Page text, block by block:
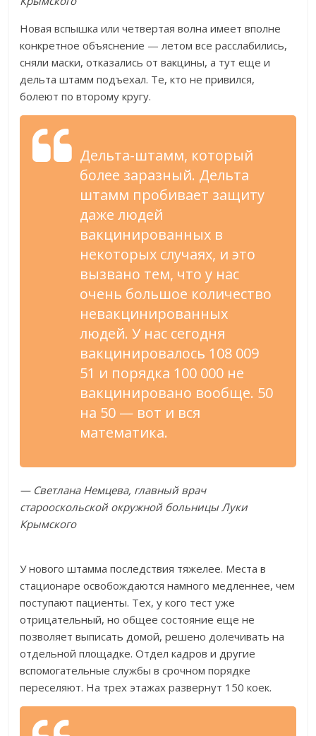
Новая вспышка или четвертая волна имеет вполне
конкретное объяснение — летом все расслабились,
сняли маски, отказались от вакцины, а тут еще и
дельта штамм подъехал. Те, кто не привился,
болеют по второму кругу.
Дельта-штамм, который
более заразный. Дельта
штамм пробивает защиту
даже людей
вакцинированных в
некоторых случаях, и это
вызвано тем, что у нас
очень большое количество
невакцинированных
людей. У нас сегодня
вакцинировалось 108 009
51 и порядка 100 000 не
вакцинировано вообще. 50
на 50 — вот и вся
математика.
— Светлана Немцева, главный врач
старооскольской окружной больницы Луки
Крымского
У нового штамма последствия тяжелее. Места в
стационаре освобождаются намного медленнее, чем
поступают пациенты. Тех, у кого тест уже
отрицательный, но общее состояние еще не
позволяет выписать домой, решено долечивать на
отдельной площадке. Отдел кадров и другие
вспомогательные службы в срочном порядке
переселяют. На трех этажах развернут 150 коек.